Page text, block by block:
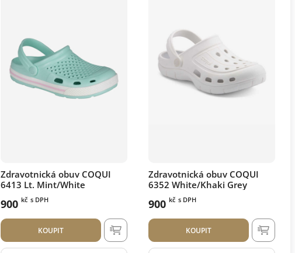
Zdravotnická obuv COQUI
6413 Lt. Mint/White
900 kč s DPH
KOUPIT
Zdravotnická obuv COQUI
6352 White/Khaki Grey
900 kč s DPH
KOUPIT